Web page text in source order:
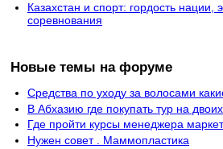
Казахстан и спорт: гордость нации,
соревнования
Новые темы на форуме
Средства по уходу за волосами
В Абхазию где покупать тур на
Где пройти курсы менеджера
Нужен совет . Маммопластика